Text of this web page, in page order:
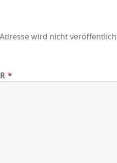
wird nicht
*